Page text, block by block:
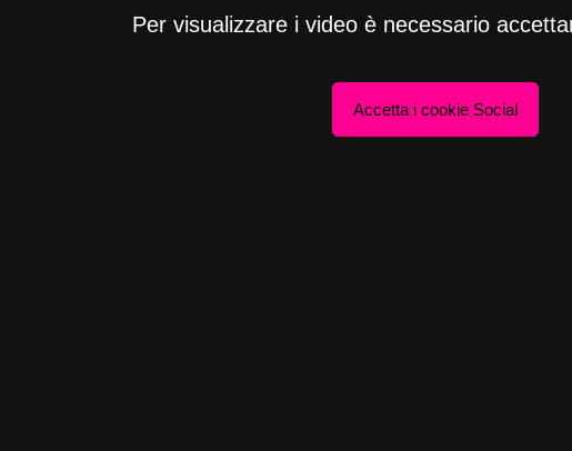
Per visualizzare i video è necessario
Accetta i cookie Social